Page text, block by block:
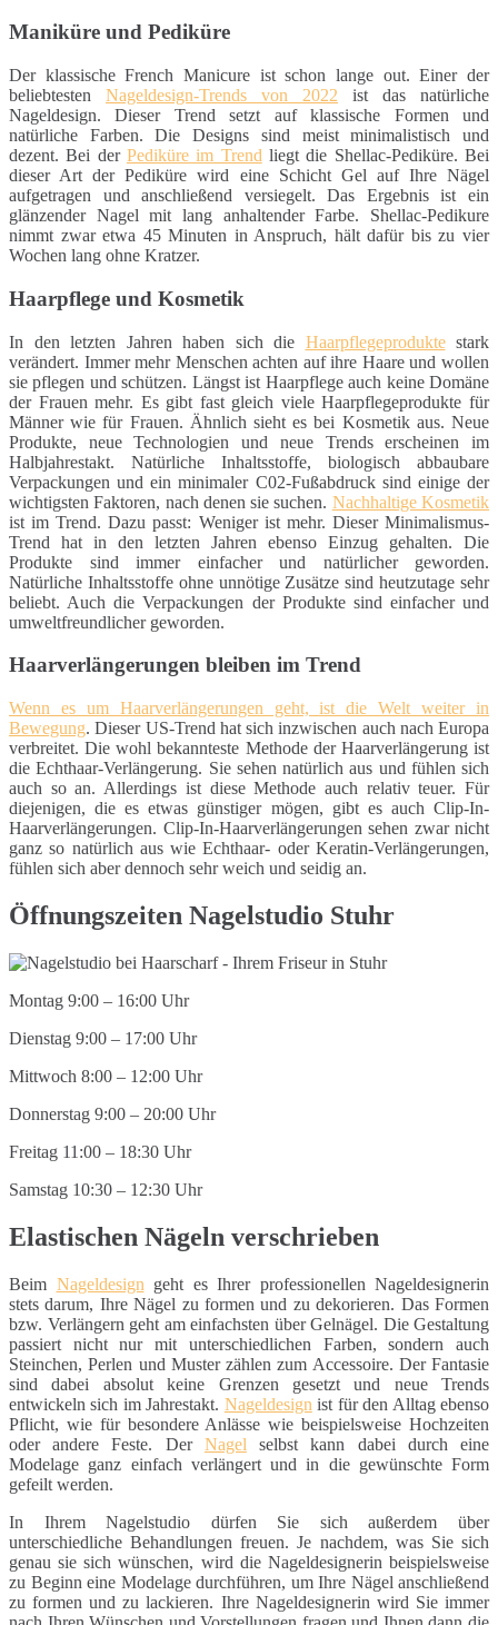
Maniküre und Pediküre
Der klassische French Manicure ist schon lange out. Einer der
beliebtesten Nageldesign-Trends von 2022 ist das natürliche
Nageldesign. Dieser Trend setzt auf klassische Formen und
natürliche Farben. Die Designs sind meist minimalistisch und
dezent. Bei der Pediküre im Trend liegt die Shellac-Pediküre. Bei
dieser Art der Pediküre wird eine Schicht Gel auf Ihre Nägel
aufgetragen und anschließend versiegelt. Das Ergebnis ist ein
glänzender Nagel mit lang anhaltender Farbe. Shellac-Pedikure
nimmt zwar etwa 45 Minuten in Anspruch, hält dafür bis zu vier
Wochen lang ohne Kratzer.
Haarpflege und Kosmetik
In den letzten Jahren haben sich die Haarpflegeproduktestark
verändert. Immer mehr Menschen achten auf ihre Haare und wollen
sie pflegen und schützen. Längst ist Haarpflege auch keine Domäne
der Frauen mehr. Es gibt fast gleich viele Haarpflegeprodukte für
Männer wie für Frauen. Ähnlich sieht es bei Kosmetik aus. Neue
Produkte, neue Technologien und neue Trends erscheinen im
Halbjahrestakt. Natürliche Inhaltsstoffe, biologisch abbaubare
Verpackungen und ein minimaler C02-Fußabdruck sind einige der
wichtigsten Faktoren, nach denen sie suchen. Nachhaltige Kosmetik
ist im Trend. Dazu passt: Weniger ist mehr. Dieser Minimalismus-
Trend hat in den letzten Jahren ebenso Einzug gehalten. Die
Produkte sind immer einfacher und natürlicher geworden.
Natürliche Inhaltsstoffe ohne unnötige Zusätze sind heutzutage sehr
beliebt. Auch die Verpackungen der Produkte sind einfacher und
umweltfreundlicher geworden.
Haarverlängerungen bleiben im Trend
Wenn es um Haarverlängerungen geht, ist die Welt weiter in
Bewegung. Dieser US-Trend hat sich inzwischen auch nach Europa
verbreitet. Die wohl bekannteste Methode der Haarverlängerung ist
die Echthaar-Verlängerung. Sie sehen natürlich aus und fühlen sich
auch so an. Allerdings ist diese Methode auch relativ teuer. Für
diejenigen, die es etwas günstiger mögen, gibt es auch Clip-In-
Haarverlängerungen. Clip-In-Haarverlängerungen sehen zwar nicht
ganz so natürlich aus wie Echthaar- oder Keratin-Verlängerungen,
fühlen sich aber dennoch sehr weich und seidig an.
Öffnungszeiten Nagelstudio Stuhr
Montag 9:00 – 16:00 Uhr
Dienstag 9:00 – 17:00 Uhr
Mittwoch 8:00 – 12:00 Uhr
Donnerstag 9:00 – 20:00 Uhr
Freitag 11:00 – 18:30 Uhr
Samstag 10:30 – 12:30 Uhr
Elastischen Nägeln verschrieben
Beim Nageldesign geht es Ihrer professionellen Nageldesignerin
stets darum, Ihre Nägel zu formen und zu dekorieren. Das Formen
bzw. Verlängern geht am einfachsten über Gelnägel. Die Gestaltung
passiert nicht nur mit unterschiedlichen Farben, sondern auch
Steinchen, Perlen und Muster zählen zum Accessoire. Der Fantasie
sind dabei absolut keine Grenzen gesetzt und neue Trends
entwickeln sich im Jahrestakt. Nageldesign ist für den Alltag ebenso
Pflicht, wie für besondere Anlässe wie beispielsweise Hochzeiten
oder andere Feste. Der Nagel selbst kann dabei durch eine
Modelage ganz einfach verlängert und in die gewünschte Form
gefeilt werden.
In Ihrem Nagelstudio dürfen Sie sich außerdem über
unterschiedliche Behandlungen freuen. Je nachdem, was Sie sich
genau sie sich wünschen, wird die Nageldesignerin beispielsweise
zu Beginn eine Modelage durchführen, um Ihre Nägel anschließend
zu formen und zu lackieren. Ihre Nageldesignerin wird Sie immer